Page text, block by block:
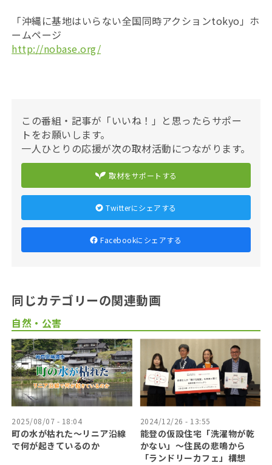
「沖縄に基地はいらない全国同時アクションtokyo」ホ
ームページ
http://nobase.org/
この番組・記事が「いいね！」と思ったらサポー
トをお願いします。
一人ひとりの応援が次の取材活動につながります。
取材をサポートする
Twitterにシェアする
Facebookにシェアする
同じカテゴリーの関連動画
自然・公害
2025/08/07 - 18:04
町の水が枯れた～リニア沿線
で何が起きているのか
2024/12/26 - 13:55
能登の仮設住宅「洗濯物が乾
かない」〜住民の悲鳴から
「ランドリーカフェ」構想